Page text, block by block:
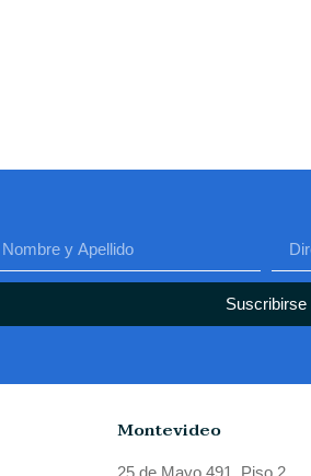
Suscribirse
Montevideo
25 de Mayo 491, Piso 2,